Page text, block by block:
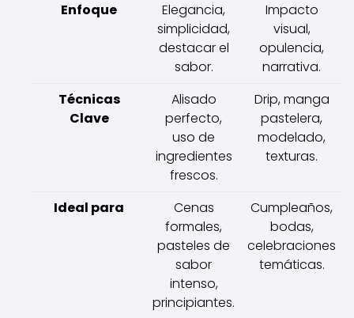
Enfoque
Elegancia,
simplicidad,
destacar el
sabor.
Impacto
visual,
opulencia,
narrativa.
Técnicas
Clave
Alisado
perfecto,
uso de
ingredientes
frescos.
Drip, manga
pastelera,
modelado,
texturas.
Ideal para
Cenas
formales,
pasteles de
sabor
intenso,
principiantes.
Cumpleaños,
bodas,
celebraciones
temáticas.